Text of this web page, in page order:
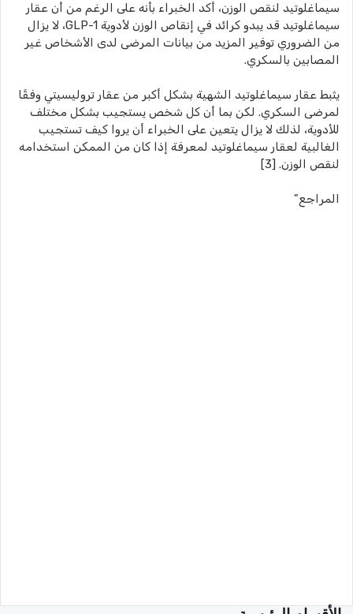
سيماغلوتيد لنقص الوزن، أكد الخبراء بأنه على الرغم من أن عقار
سيماغلوتيد قد يبدو كرائد في إنقاص الوزن لأدوية GLP-1، لا يزال
من الضروري توفير المزيد من بيانات المرضى لدى الأشخاص غير
المصابين بالسكري.
يثبط عقار سيماغلوتيد الشهية بشكل أكبر من عقار تروليسيتي وفقًا
لمرضى السكري. لكن بما أن كل شخص يستجيب بشكل مختلف
للأدوية، لذلك لا يزال يتعين على الخبراء أن يروا كيف تستجيب
الغالبية لعقار سيماغلوتيد لمعرفة إذا كان من الممكن استخدامه
لنقص الوزن. [3]
المراجع"